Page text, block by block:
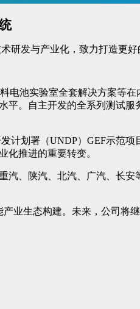
研发与产业化，致力打造更好
电池实验室全套解决方案等
平。自主开发的全系列测试
计划署（UNDP）GEF示范项
化推进的重要转变。
汽、陕汽、北汽、广汽、长
业生态构建。未来，公司将